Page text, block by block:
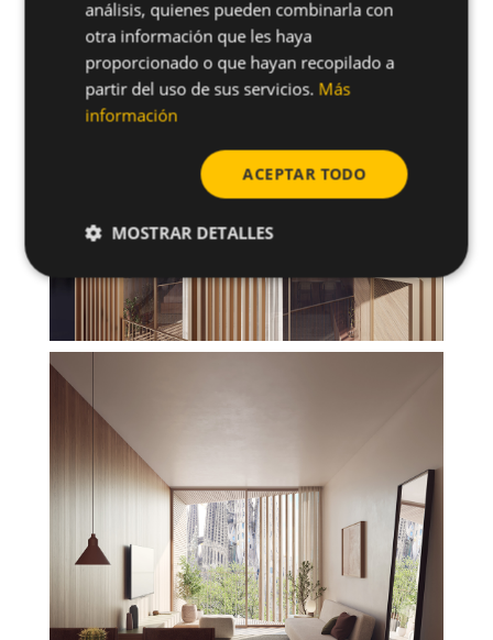
análisis, quienes pueden combinarla con
otra información que les haya
proporcionado o que hayan recopilado a
partir del uso de sus servicios. Más
información
ACEPTAR TODO
MOSTRAR DETALLES